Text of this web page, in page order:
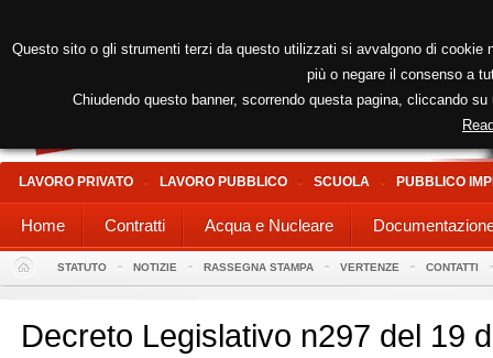
LAVORO PRIVATO LAVORO PUBBLICO SCUOLA PUBBLICO
Home Contratti Acqua e Nucleare
STATUTO NOTIZIE RASSEGNA STAMPA VERTENZE CONTATTI
Decreto Legislativo n297 del 19
Questo sito o gli strumenti terzi da questo utilizzati si avvalgono di
più o negare il consenso a
Chiudendo questo banner, scorrendo questa pagina, cliccando